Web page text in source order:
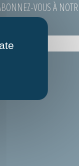
VOUS À